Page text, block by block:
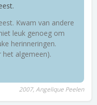
Kwam van andere
leuk genoeg om
herinneringen.
het algemeen).
2007, Angelique Peelen